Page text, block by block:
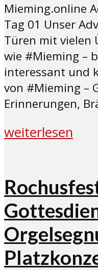
Mieming.online
Tag 01 Unser
Türen mit vielen
wie #Mieming –
interessant und
von #Mieming –
Erinnerungen,
weiterlesen